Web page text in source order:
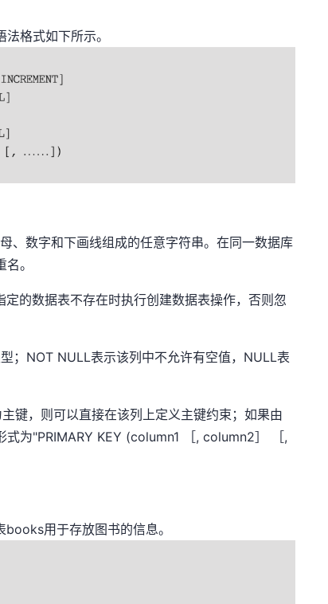
格式如下所示。
、数字和下画线组成的任意字符串。在同一数据库
。
的数据表不存在时执行创建数据表操作，否则忽
；NOT NULL表示该列中不允许有空值，NULL表
键，则可以直接在该列上定义主键约束；如果由
为"PRIMARY KEY (column1 ［, column2］ ［,
用于存放图书的信息。